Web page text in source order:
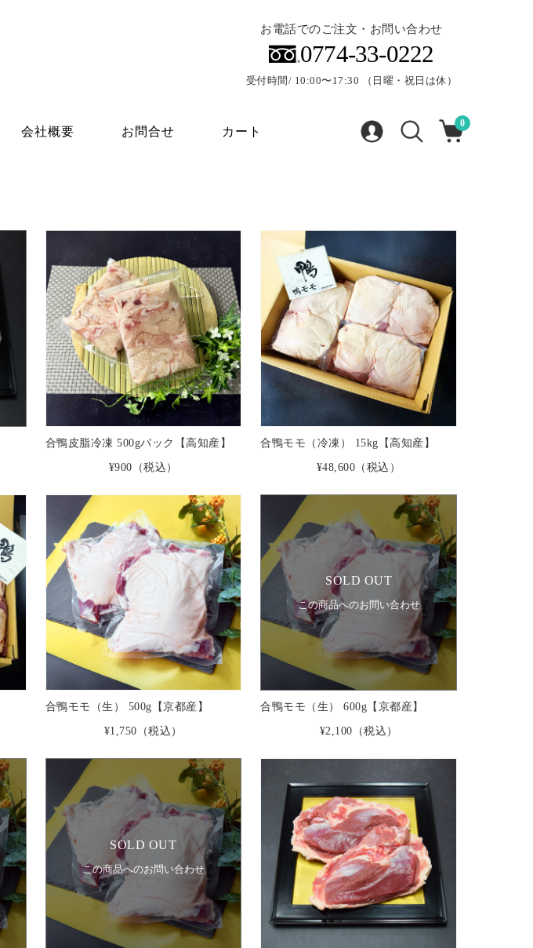
お電話でのご注文・お問い合わせ
0774-33-0222
受付時間/ 10:00〜17:30 （日曜・祝日は休）
0
会社概要 お問合せ カート
合鴨皮脂冷凍 500gパック【高知産】
¥900 （税込）
合鴨モモ（冷凍） 15kg【高知産】
¥48,600 （税込）
合鴨モモ（生） 500g【京都産】
¥1,750 （税込）
SOLD OUT
この商品へのお問い合わせ
合鴨モモ（生） 600g【京都産】
¥2,100 （税込）
SOLD OUT
この商品へのお問い合わせ